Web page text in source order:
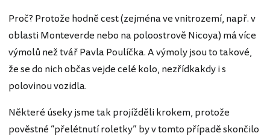
Proč? Protože hodně cest (zejména ve vnitrozemí, např. v
oblasti Monteverde nebo na poloostrově Nicoya) má více
výmolů než tvář Pavla Poulíčka. A výmoly jsou to takové,
že se do nich občas vejde celé kolo, nezřídkakdy i s
polovinou vozidla.
Některé úseky jsme tak projížděli krokem, protože
pověstné “přelétnutí roletky” by v tomto případě skončilo